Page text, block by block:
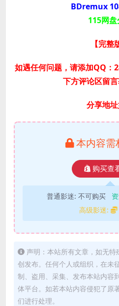
BDremux
115网
【完整
如遇任何问题，请添加QQ：
下方评论区留言
分享地
本内容需
购买查
普通影迷: 不可购买
高级影迷:
声明：本站所有文章，如无
创发布。任何个人或组织，在未
制、盗用、采集、发布本站内容
体平台。如若本站内容侵犯了原
们进行处理。